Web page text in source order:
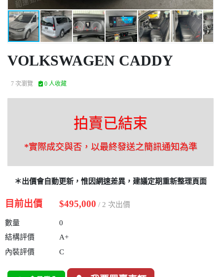
VOLKSWAGEN CADDY
7 次瀏覽 0 人收藏
拍賣已結束
*實際成交與否，以最終發送之簡訊通知為準
＊出價會自動更新，惟因網速差異，建議定期重新整理頁面
目前出價 $495,000 / 2 次出價
數量
0
結構評價
A+
內裝評價
C